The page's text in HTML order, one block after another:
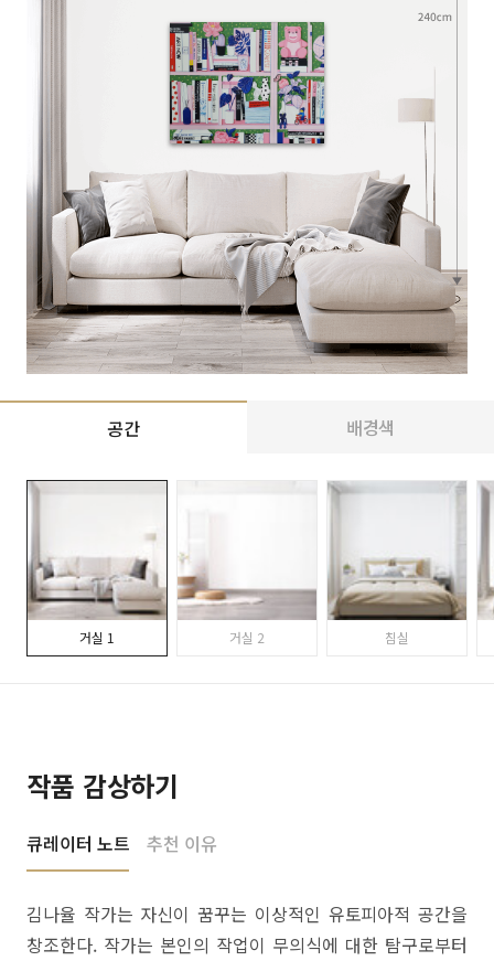
공간 배경색
거실 1 거실 2 침실
작품 감상하기
큐레이터 노트 추천 이유
김나율 작가는 자신이 꿈꾸는 이상적인 유토피아적 공간을
창조한다. 작가는 본인의 작업이 무의식에 대한 탐구로부터